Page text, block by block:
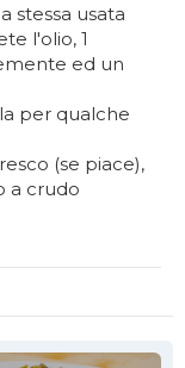
stessa usata
l'olio, 1
ed un
per qualche
(se piace),
a crudo